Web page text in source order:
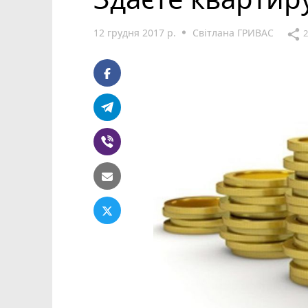
12 грудня 2017 р. Світлана ГРИВАС share 2